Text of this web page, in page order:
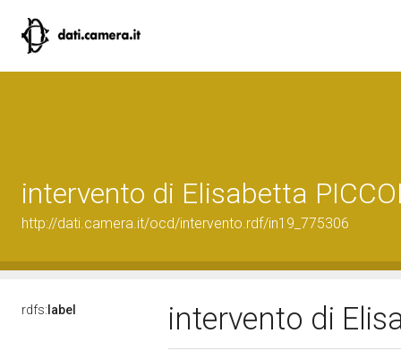
intervento di Elisabetta
http://dati.camera.it/ocd/intervento.rdf/in19_775306
rdfs: label intervento di